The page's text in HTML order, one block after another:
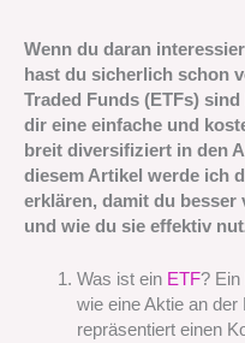
Wenn du daran
hast du sicherlich schon
Traded Funds (ETFs)
dir eine einfache und
breit diversifiziert in den
diesem Artikel werde ich
erklären, damit du
und wie du sie effektiv
Was ist ein ETF? Ein
wie eine Aktie an
repräsentiert einen